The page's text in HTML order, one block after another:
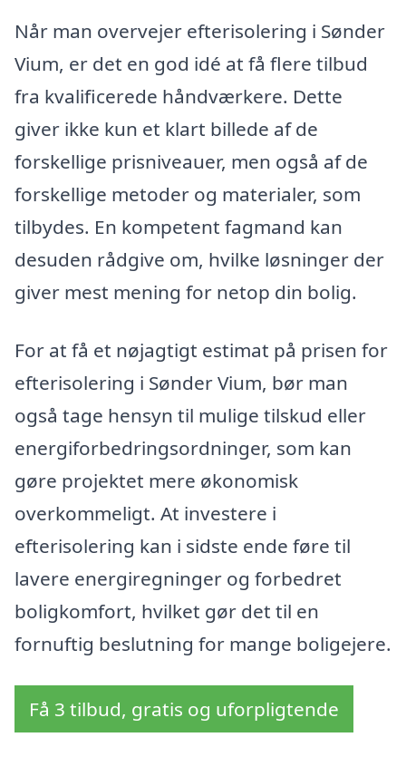
Når man overvejer efterisolering i Sønder
Vium, er det en god idé at få flere tilbud
fra kvalificerede håndværkere. Dette
giver ikke kun et klart billede af de
forskellige prisniveauer, men også af de
forskellige metoder og materialer, som
tilbydes. En kompetent fagmand kan
desuden rådgive om, hvilke løsninger der
giver mest mening for netop din bolig.
For at få et nøjagtigt estimat på prisen for
efterisolering i Sønder Vium, bør man
også tage hensyn til mulige tilskud eller
energiforbedringsordninger, som kan
gøre projektet mere økonomisk
overkommeligt. At investere i
efterisolering kan i sidste ende føre til
lavere energiregninger og forbedret
boligkomfort, hvilket gør det til en
fornuftig beslutning for mange boligejere.
Få 3 tilbud, gratis og uforpligtende